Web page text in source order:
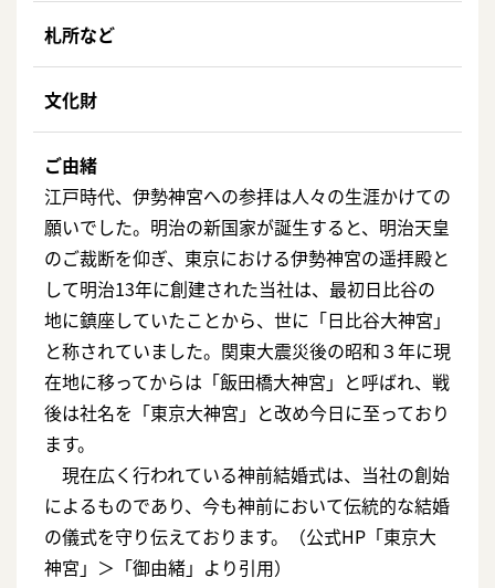
札所など
文化財
ご由緒
江戸時代、伊勢神宮への参拝は人々の生涯かけての
願いでした。明治の新国家が誕生すると、明治天皇
のご裁断を仰ぎ、東京における伊勢神宮の遥拝殿と
して明治13年に創建された当社は、最初日比谷の
地に鎮座していたことから、世に「日比谷大神宮」
と称されていました。関東大震災後の昭和３年に現
在地に移ってからは「飯田橋大神宮」と呼ばれ、戦
後は社名を「東京大神宮」と改め今日に至っており
ます。
現在広く行われている神前結婚式は、当社の創始
によるものであり、今も神前において伝統的な結婚
の儀式を守り伝えております。（公式HP「東京大
神宮」＞「御由緒」より引用）